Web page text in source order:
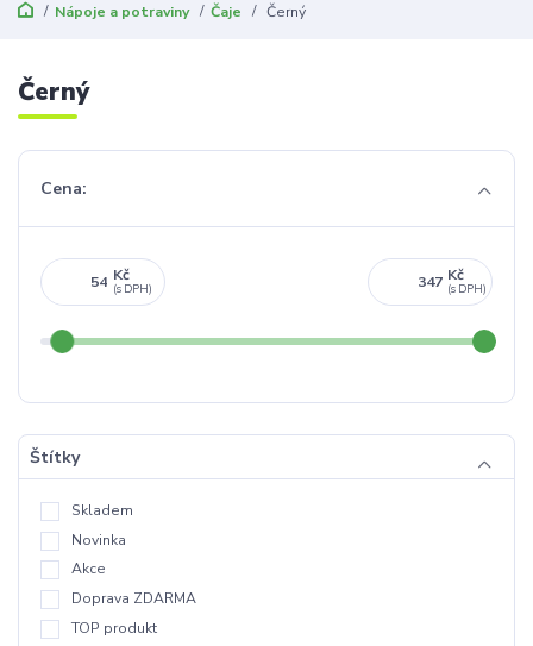
Nápoje a potraviny Čaje Černý
Černý
Cena:
Kč Kč
Štítky
Skladem
Novinka
Akce
Doprava ZDARMA
TOP produkt